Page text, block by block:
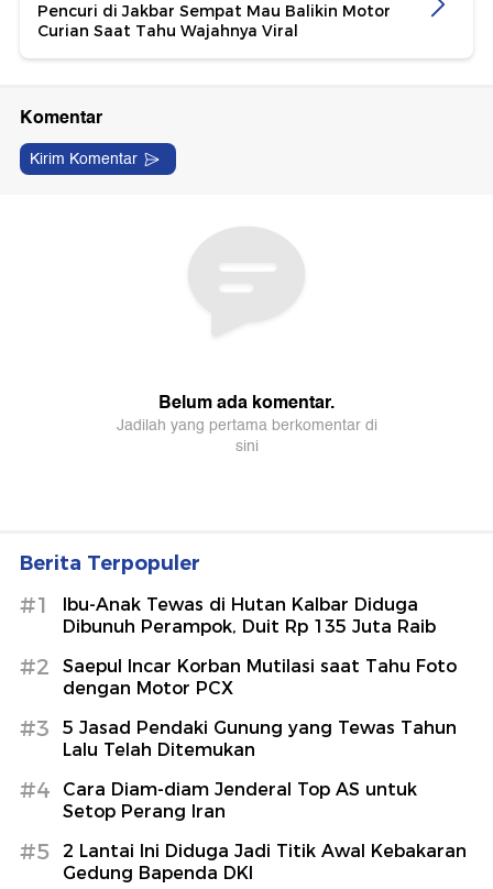
Pencuri di Jakbar Sempat Mau Balikin Motor
Curian Saat Tahu Wajahnya Viral
Berita Terpopuler
#1
Ibu-Anak Tewas di Hutan Kalbar Diduga
Dibunuh Perampok, Duit Rp 135 Juta Raib
#2
Saepul Incar Korban Mutilasi saat Tahu Foto
dengan Motor PCX
#3
5 Jasad Pendaki Gunung yang Tewas Tahun
Lalu Telah Ditemukan
#4
Cara Diam-diam Jenderal Top AS untuk
Setop Perang Iran
#5
2 Lantai Ini Diduga Jadi Titik Awal Kebakaran
Gedung Bapenda DKI